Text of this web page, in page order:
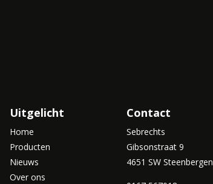
Uitgelicht
Home
Producten
Nieuws
Over ons
Contact
Sebrechts
Gibsonstraat 9
4651 SW Steenbergen